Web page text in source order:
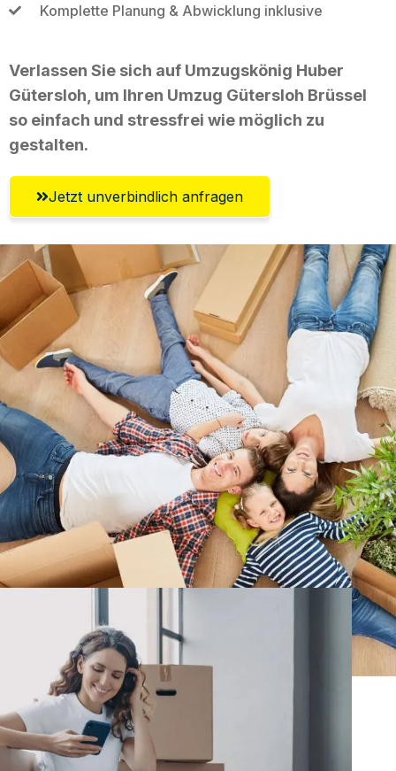
Komplette Planung & Abwicklung inklusive
Verlassen Sie sich auf Umzugskönig Huber
Gütersloh, um Ihren Umzug Gütersloh Brüssel
so einfach und stressfrei wie möglich zu
gestalten.
Jetzt unverbindlich anfragen